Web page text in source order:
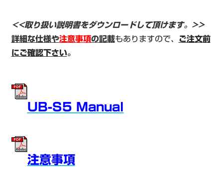
<<取り扱い説明書をダウンロードして頂けます。>>
詳細な仕様や注意事項の記載もありますので、 ご注文前
にご確認下さい。
UB-S5 Manual
注意事項